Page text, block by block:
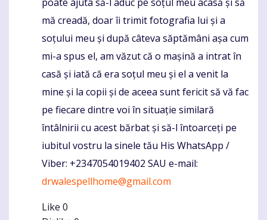
mă creadă, doar îi trimit fotografia lui și a
soțului meu și după câteva săptămâni așa cum
mi-a spus el, am văzut că o mașină a intrat în
casă și iată că era soțul meu și el a venit la
mine și la copii și de aceea sunt fericit să vă fac
pe fiecare dintre voi în situație similară
întâlnirii cu acest bărbat și să-l întoarceți pe
iubitul vostru la sinele tău His WhatsApp /
Viber: +2347054019402 SAU e-mail:
drwalespellhome@gmail.com
Like 0